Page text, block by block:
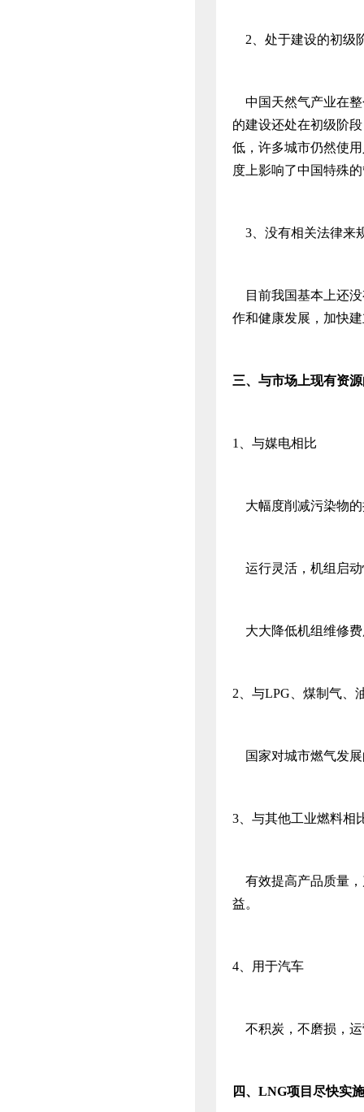
2、处于建设的初级
中国天然气产业在整
的建设还处在初级阶
低，许多城市仍然使
度上影响了中国特殊
3、没有相关法律来
目前我国基本上还没
作和健康发展，加快
三、 与市场上现有资
1、与媒电相比
大幅度削减污染物的
运行灵活，机组启动
大大降低机组维修费
2、与LPG、煤制气、
国家对城市燃气发展
3、与其他工业燃料相
有效提高产品质量，
益。
4、用于汽车
不积炭，不磨损，
四、 LNG项目尽快实